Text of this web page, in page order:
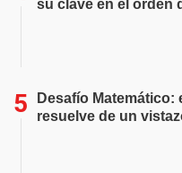
su clave en el orden
Desafío Matemático:
resuelve de un